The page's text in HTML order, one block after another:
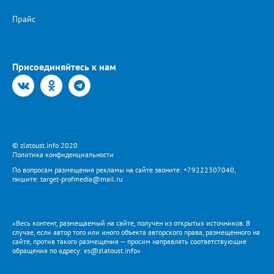
Прайс
Присоединяйтесь к нам
© zlatoust.info 2020
Политика конфиденциальности
По вопросам размещения рекламы на сайте звоните: +79222307040,
пишите: target-profmedia@mail.ru
«Весь контент, размещаемый на сайте, получен из открытых источников. В
случае, если автор того или иного объекта авторского права, размещенного на
сайте, против такого размещения — просим направлять соответствующие
обращения по адресу: es@zlatoust.info»